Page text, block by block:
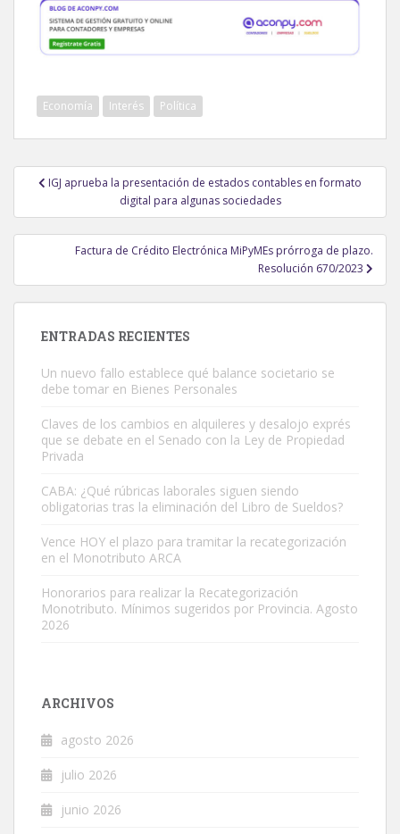
Economía Interés Política
Navegación
entradas
IGJ aprueba la presentación de estados contables en formato
digital para algunas sociedades
Factura de Crédito Electrónica MiPyMEs prórroga de plazo.
Resolución 670/2023
ENTRADAS RECIENTES
Un nuevo fallo establece qué balance societario se
debe tomar en Bienes Personales
Claves de los cambios en alquileres y desalojo exprés
que se debate en el Senado con la Ley de Propiedad
Privada
CABA: ¿Qué rúbricas laborales siguen siendo
obligatorias tras la eliminación del Libro de Sueldos?
Vence HOY el plazo para tramitar la recategorización
en el Monotributo ARCA
Honorarios para realizar la Recategorización
Monotributo. Mínimos sugeridos por Provincia. Agosto
2026
ARCHIVOS
agosto 2026
julio 2026
junio 2026